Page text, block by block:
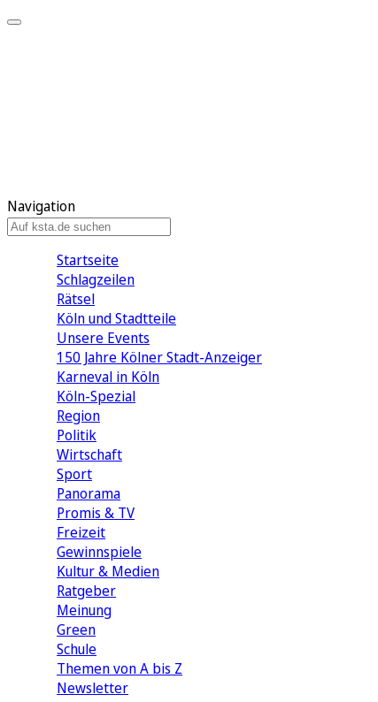
Navigation
Startseite
Schlagzeilen
Rätsel
Köln und Stadtteile
Unsere Events
150 Jahre Kölner Stadt-Anzeiger
Karneval in Köln
Köln-Spezial
Region
Politik
Wirtschaft
Sport
Panorama
Promis & TV
Freizeit
Gewinnspiele
Kultur & Medien
Ratgeber
Meinung
Green
Schule
Themen von A bis Z
Newsletter